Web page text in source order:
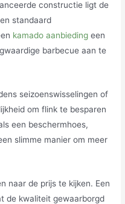
constructie ligt de
standaard
kamado aanbieding een
barbecue aan te
seizoenswisselingen of
om flink te besparen
een beschermhoes,
slimme manier om meer
naar de prijs te kijken. Een
de kwaliteit gewaarborgd